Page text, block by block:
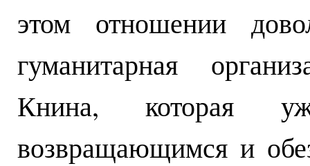
этом отношении
гуманитарная
Книна, которая
возвращающимся и